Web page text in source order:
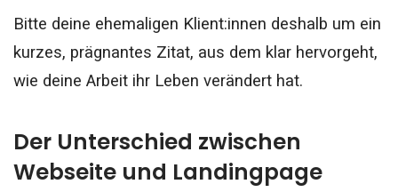
Bitte deine ehemaligen Klient:innen deshalb um ein
kurzes, prägnantes Zitat, aus dem klar hervorgeht,
wie deine Arbeit ihr Leben verändert hat.
Der Unterschied zwischen
Webseite und Landingpage